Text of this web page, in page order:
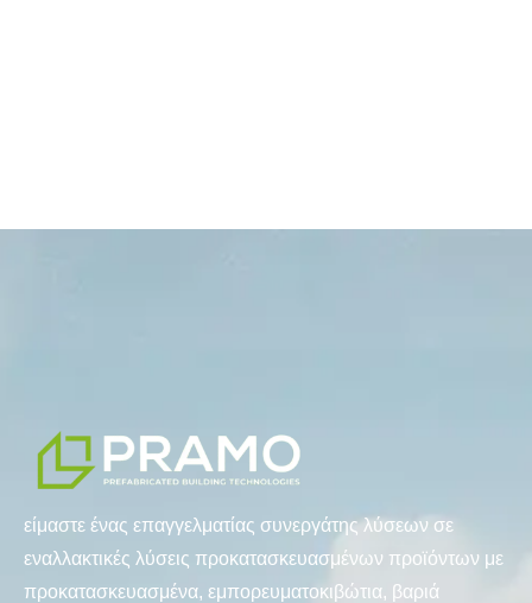
είμαστε ένας επαγγελματίας συνεργάτης λύσεων σε
εναλλακτικές λύσεις προκατασκευασμένων προϊόντων με
προκατασκευασμένα, εμπορευματοκιβώτια, βαριά